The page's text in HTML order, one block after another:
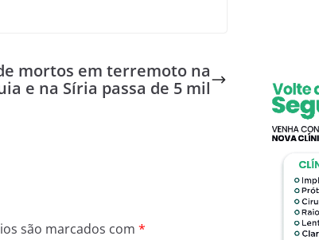
mortos em terremoto na
e na Síria passa de 5 mil
são marcados com *